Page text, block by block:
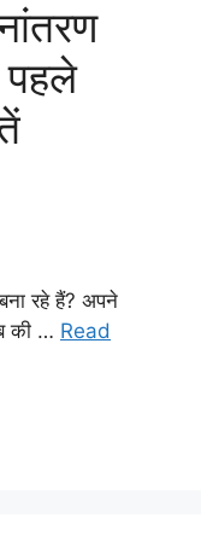
पहले
रहे हैं? अपने
की … Read